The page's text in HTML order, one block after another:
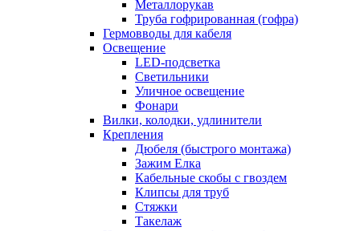
Металлорукав
Труба гофрированная (гофра)
Гермовводы для кабеля
Освещение
LED-подсветка
Светильники
Уличное освещение
Фонари
Вилки, колодки, удлинители
Крепления
Дюбеля (быстрого монтажа)
Зажим Елка
Кабельные скобы с гвоздем
Клипсы для труб
Стяжки
Такелаж